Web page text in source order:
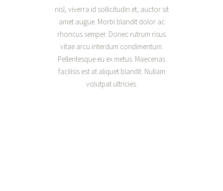
nisl, viverra id sollicitudin et, auctor sit
amet augue. Morbi blandit dolor ac
rhoncus semper. Donec rutrum risus
vitae arcu interdum condimentum.
Pellentesque eu ex metus. Maecenas
facilisis est at aliquet blandit. Nullam
volutpat ultricies.